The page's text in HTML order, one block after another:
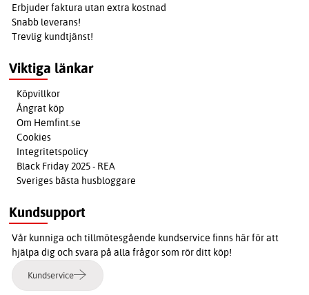
Erbjuder faktura utan extra kostnad
Snabb leverans!
Trevlig kundtjänst!
Viktiga länkar
Köpvillkor
Ångrat köp
Om Hemfint.se
Cookies
Integritetspolicy
Black Friday 2025 - REA
Sveriges bästa husbloggare
Kundsupport
Vår kunniga och tillmötesgående kundservice finns här för att
hjälpa dig och svara på alla frågor som rör ditt köp!
Kundservice